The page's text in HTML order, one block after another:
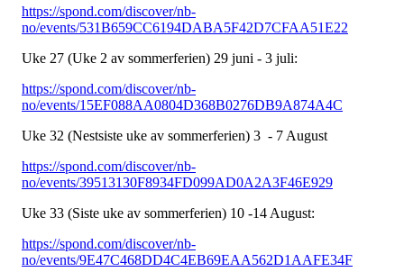
https://spond.com/discover/nb-
no/events/531B659CC6194DABA5F42D7CFAA51E22
Uke 27 (Uke 2 av sommerferien) 29 juni - 3 juli:
https://spond.com/discover/nb-
no/events/15EF088AA0804D368B0276DB9A874A4C
Uke 32 (Nestsiste uke av sommerferien) 3 - 7 August
https://spond.com/discover/nb-
no/events/39513130F8934FD099AD0A2A3F46E929
Uke 33 (Siste uke av sommerferien) 10 -14 August:
https://spond.com/discover/nb-
no/events/9E47C468DD4C4EB69EAA562D1AAFE34F